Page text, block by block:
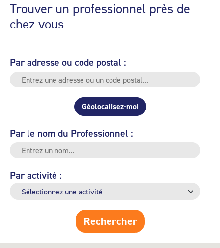
Trouver un professionnel près de
chez vous
Par adresse ou code postal :
Géolocalisez-moi
Par le nom du Professionnel :
Par activité :